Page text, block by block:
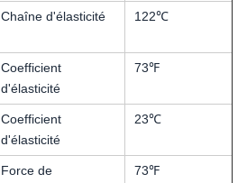
Chaîne d'élasticité 122℃
Coefficient
d'élasticité
73℉
Coefficient
d'élasticité
23℃
Force de
73℉